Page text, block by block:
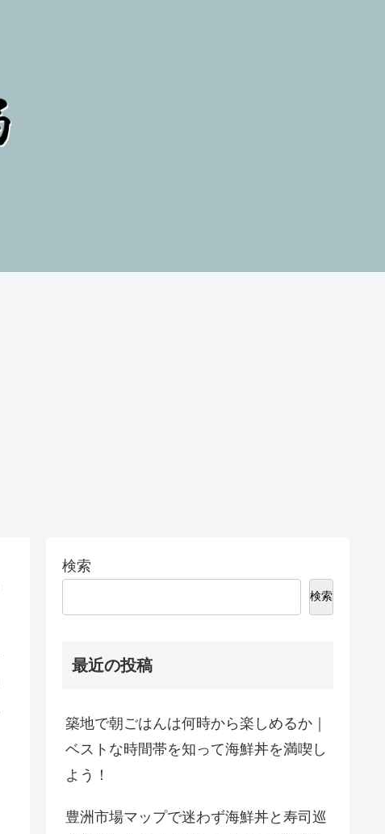
検索
検索
最近の投稿
築地で朝ごはんは何時から楽しめるか｜
ベストな時間帯を知って海鮮丼を満喫し
よう！
豊洲市場マップで迷わず海鮮丼と寿司巡